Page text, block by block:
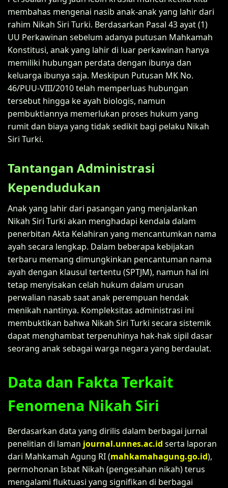
membahas mengenai nasib anak-anak yang lahir dari
rahim Nikah Siri Turki. Berdasarkan Pasal 43 ayat (1)
UU Perkawinan sebelum adanya putusan Mahkamah
Konstitusi, anak yang lahir di luar perkawinan hanya
memiliki hubungan perdata dengan ibunya dan
keluarga ibunya saja. Meskipun Putusan MK No.
46/PUU-VIII/2010 telah memperluas hubungan
tersebut hingga ke ayah biologis, namun
pembuktiannya memerlukan proses hukum yang
rumit dan biaya yang tidak sedikit bagi pelaku Nikah
Siri Turki.
Tantangan Administrasi
Kependudukan
Anak yang lahir dari pasangan yang menjalankan
Nikah Siri Turki akan menghadapi kendala dalam
penerbitan Akta Kelahiran yang mencantumkan nama
ayah secara lengkap. Dalam beberapa kebijakan
terbaru memang dimungkinkan pencantuman nama
ayah dengan klausul tertentu (SPTJM), namun hal ini
tetap menyisakan celah hukum dalam urusan
perwalian nasab saat anak perempuan hendak
menikah nantinya. Kompleksitas administrasi ini
membuktikan bahwa Nikah Siri Turki secara sistemik
dapat menghambat terpenuhinya hak-hak sipil dasar
seorang anak sebagai warga negara yang berdaulat.
Data dan Fakta Terkait
Fenomena Nikah Siri
Berdasarkan data yang dirilis dalam berbagai jurnal
penelitian di laman journal.unnes.ac.id serta laporan
dari Mahkamah Agung RI (mahkamahagung.go.id),
permohonan Isbat Nikah (pengesahan nikah) terus
mengalami fluktuasi yang signifikan di berbagai